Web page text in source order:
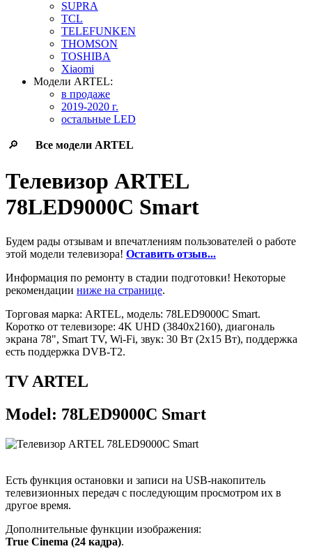
SUPRA
TCL
TELEFUNKEN
THOMSON
TOSHIBA
Xiaomi
Модели ARTEL:
в продаже
2019-2020 г.
остальные LED
🔎 Все модели ARTEL
Телевизор ARTEL
78LED9000C Smart
Будем рады отзывам и впечатлениям пользователей о работе
этой модели телевизора! Оставить отзыв...
Информация по ремонту в стадии подготовки! Некоторые
рекомендации ниже на странице.
Торговая марка: ARTEL, модель: 78LED9000C Smart.
Коротко от телевизоре: 4K UHD (3840x2160), диагональ
экрана 78", Smart TV, Wi-Fi, звук: 30 Вт (2х15 Вт), поддержка
есть поддержка DVB-T2.
TV ARTEL
Model: 78LED9000C Smart
Есть функция остановки и записи на USB-накопитель
телевизионных передач с последующим просмотром их в
другое время.
Дополнительные функции изображения:
True Cinema (24 кадра).